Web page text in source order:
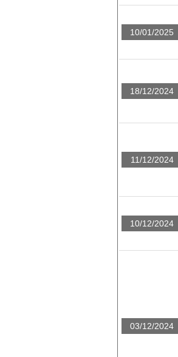
10/01/2025
18/12/2024
11/12/2024
10/12/2024
03/12/2024